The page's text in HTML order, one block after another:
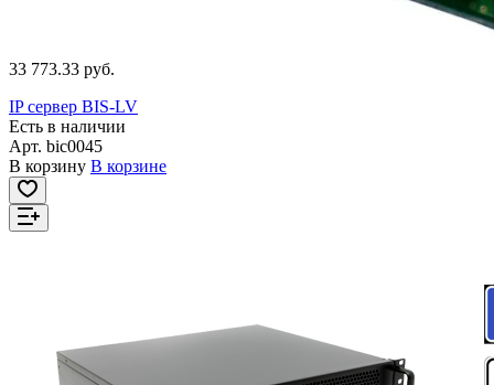
33 773.33 руб.
IP сервер BIS-LV
Есть в наличии
Арт. bic0045
В корзину В корзине